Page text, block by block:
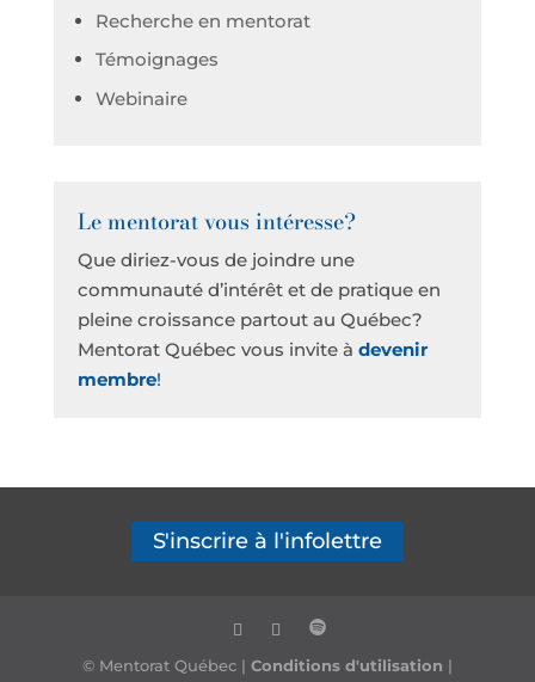
Recherche en mentorat
Témoignages
Webinaire
Le mentorat vous intéresse?
Que diriez-vous de joindre une
communauté d’intérêt et de pratique en
pleine croissance partout au Québec?
Mentorat Québec vous invite à devenir
membre!
S'inscrire à l'infolettre
© Mentorat Québec | Conditions d'utilisation |